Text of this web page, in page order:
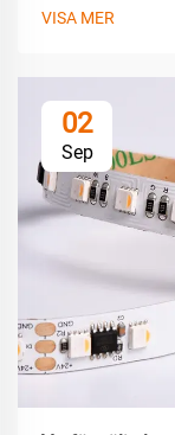
VISA MER
02
Sep